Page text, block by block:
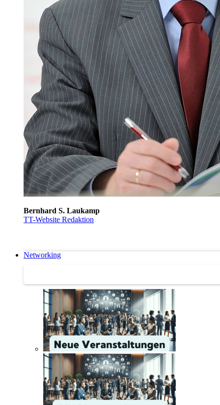
Bernhard S. Laukamp
TT-Website Redaktion
Networking